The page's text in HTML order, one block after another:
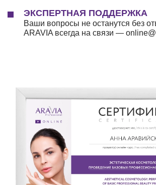
ЭКСПЕРТНАЯ ПОДДЕРЖКА
Ваши вопросы не останутся без
ARAVIA всегда на связи —